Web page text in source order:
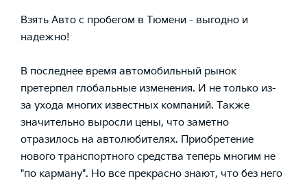
Взять Авто с пробегом в Тюмени - выгодно и
надежно!
В последнее время автомобильный рынок
претерпел глобальные изменения. И не только из-
за ухода многих известных компаний. Также
значительно выросли цены, что заметно
отразилось на автолюбителях. Приобретение
нового транспортного средства теперь многим не
"по карману". Но все прекрасно знают, что без него